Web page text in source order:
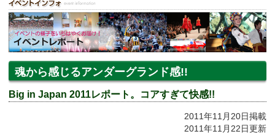
魂から感じるアンダーグランド感!!
Big in Japan 2011レポート。コアすぎて快感!!
2011年11月20日掲載
2011年11月22日更新